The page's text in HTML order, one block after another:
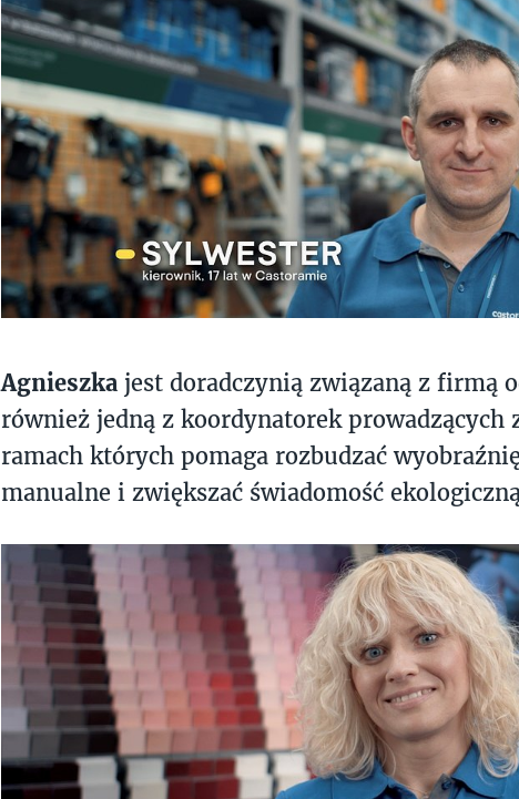
Agnieszka jest doradczynią związaną z firmą
również jedną z koordynatorek prowadzących
ramach których pomaga rozbudzać
manualne i zwiększać świadomość